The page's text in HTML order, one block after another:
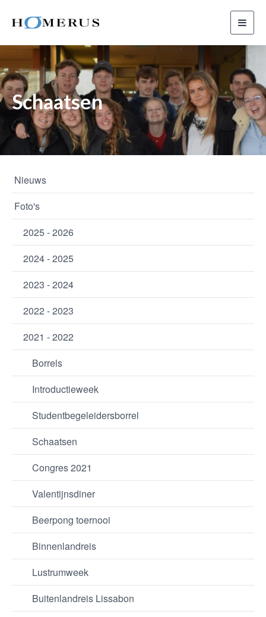
Schaatsen
Nieuws
Foto's
2025 - 2026
2024 - 2025
2023 - 2024
2022 - 2023
2021 - 2022
Borrels
Introductieweek
Studentbegeleidersborrel
Schaatsen
Congres 2021
Valentijnsdiner
Beerpong toernooi
Binnenlandreis
Lustrumweek
Buitenlandreis Lissabon